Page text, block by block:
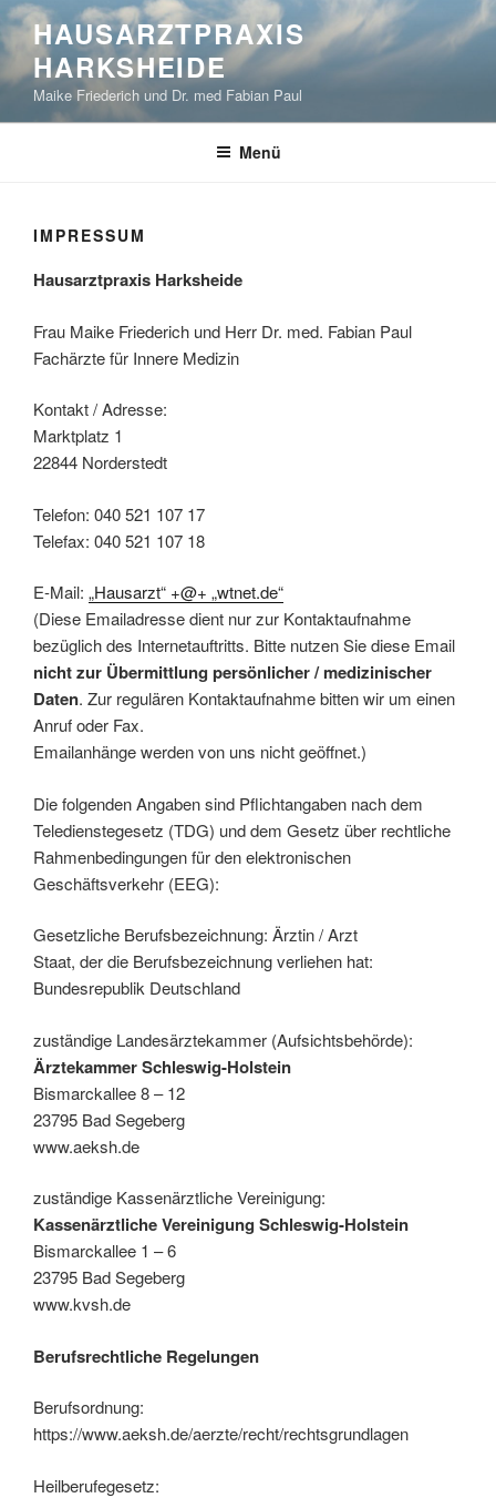
Zum
Inhalt
springen
HAUSARZTPRAXIS
HARKSHEIDE
Maike Friederich und Dr. med Fabian Paul
Menü
IMPRESSUM
Hausarztpraxis Harksheide
Frau Maike Friederich und Herr Dr. med. Fabian Paul
Fachärzte für Innere Medizin
Kontakt / Adresse:
Marktplatz 1
22844 Norderstedt
Telefon: 040 521 107 17
Telefax: 040 521 107 18
E-Mail: „Hausarzt“ +@+ „wtnet.de“
(Diese Emailadresse dient nur zur Kontaktaufnahme
bezüglich des Internetauftritts. Bitte nutzen Sie diese Email
nicht zur Übermittlung persönlicher / medizinischer
Daten. Zur regulären Kontaktaufnahme bitten wir um einen
Anruf oder Fax.
Emailanhänge werden von uns nicht geöffnet.)
Die folgenden Angaben sind Pflichtangaben nach dem
Teledienstegesetz (TDG) und dem Gesetz über rechtliche
Rahmenbedingungen für den elektronischen
Geschäftsverkehr (EEG):
Gesetzliche Berufsbezeichnung: Ärztin / Arzt
Staat, der die Berufsbezeichnung verliehen hat:
Bundesrepublik Deutschland
zuständige Landesärztekammer (Aufsichtsbehörde):
Ärztekammer Schleswig-Holstein
Bismarckallee 8 – 12
23795 Bad Segeberg
www.aeksh.de
zuständige Kassenärztliche Vereinigung:
Kassenärztliche Vereinigung Schleswig-Holstein
Bismarckallee 1 – 6
23795 Bad Segeberg
www.kvsh.de
Berufsrechtliche Regelungen
Berufsordnung:
https://www.aeksh.de/aerzte/recht/rechtsgrundlagen
Heilberufegesetz: